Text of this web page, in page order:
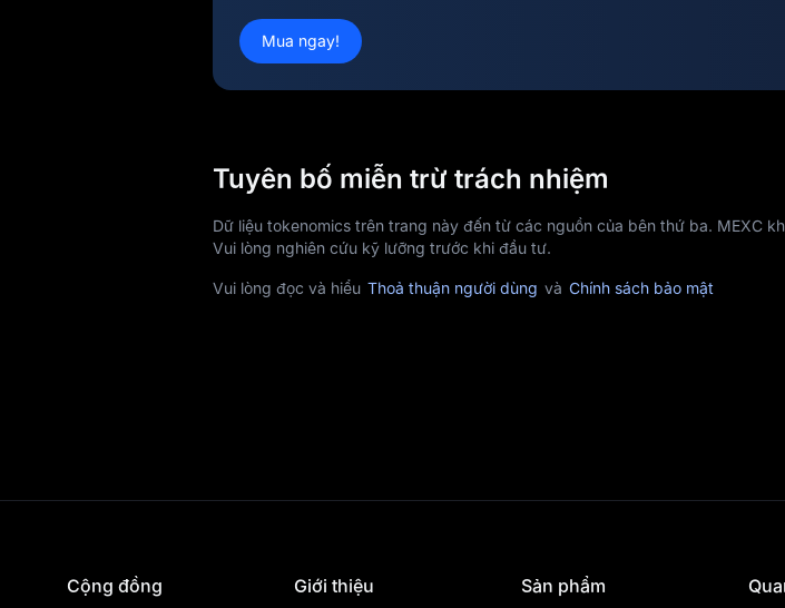
Mua ngay!
Tuyên bố miễn trừ trách nhiệm
Dữ liệu tokenomics trên trang này đến từ các nguồn của bên thứ ba. MEXC
Vui lòng nghiên cứu kỹ lưỡng trước khi đầu tư.
Vui lòng đọc và hiểu Thoả thuận người dùng và Chính sách bảo mật
Cộng đồng Giới thiệu Sản phẩm